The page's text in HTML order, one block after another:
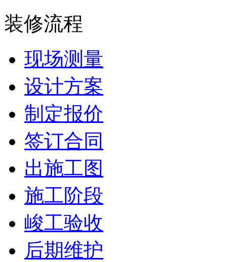
装修流程
现场测量
设计方案
制定报价
签订合同
出施工图
施工阶段
峻工验收
后期维护